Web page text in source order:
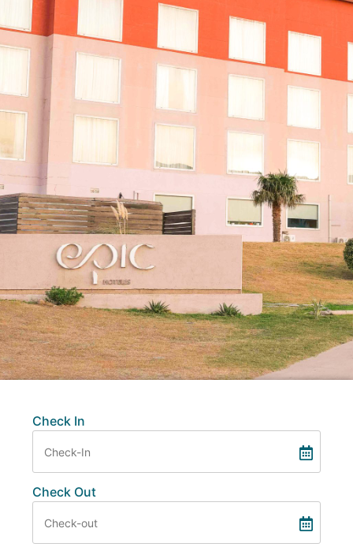
Check In
Check Out